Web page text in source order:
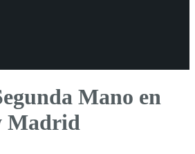
Mano en
Madrid